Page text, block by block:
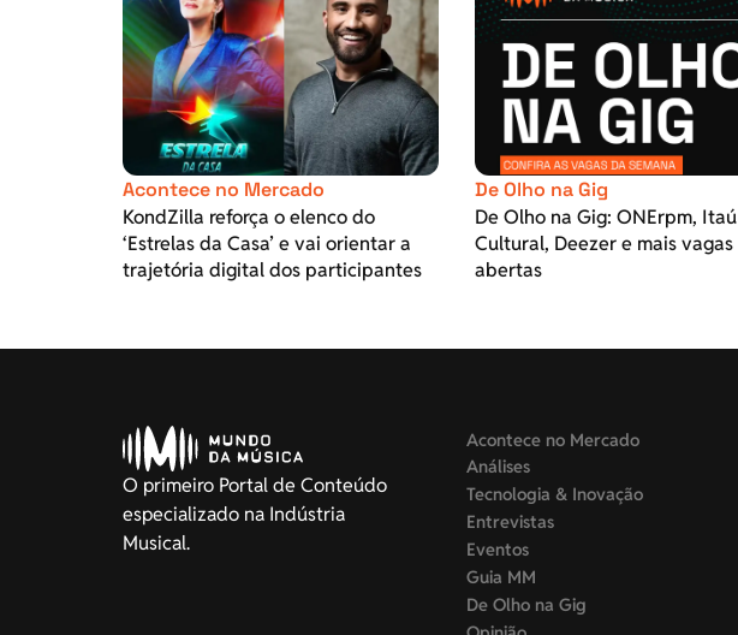
Acontece no Mercado
KondZilla reforça o elenco do
‘Estrelas da Casa’ e vai orientar a
trajetória digital dos participantes
De Olho na Gig
De Olho na Gig: ONErpm, Itaú
Cultural, Deezer e mais vagas
abertas
O primeiro Portal de Conteúdo
especializado na Indústria
Musical.
Acontece no Mercado
Análises
Tecnologia & Inovação
Entrevistas
Eventos
Guia MM
De Olho na Gig